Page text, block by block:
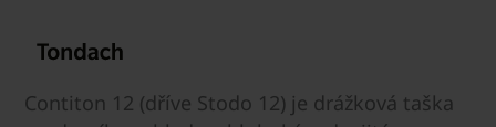
Contiton 12 (dříve Stodo 12) je drážková taška